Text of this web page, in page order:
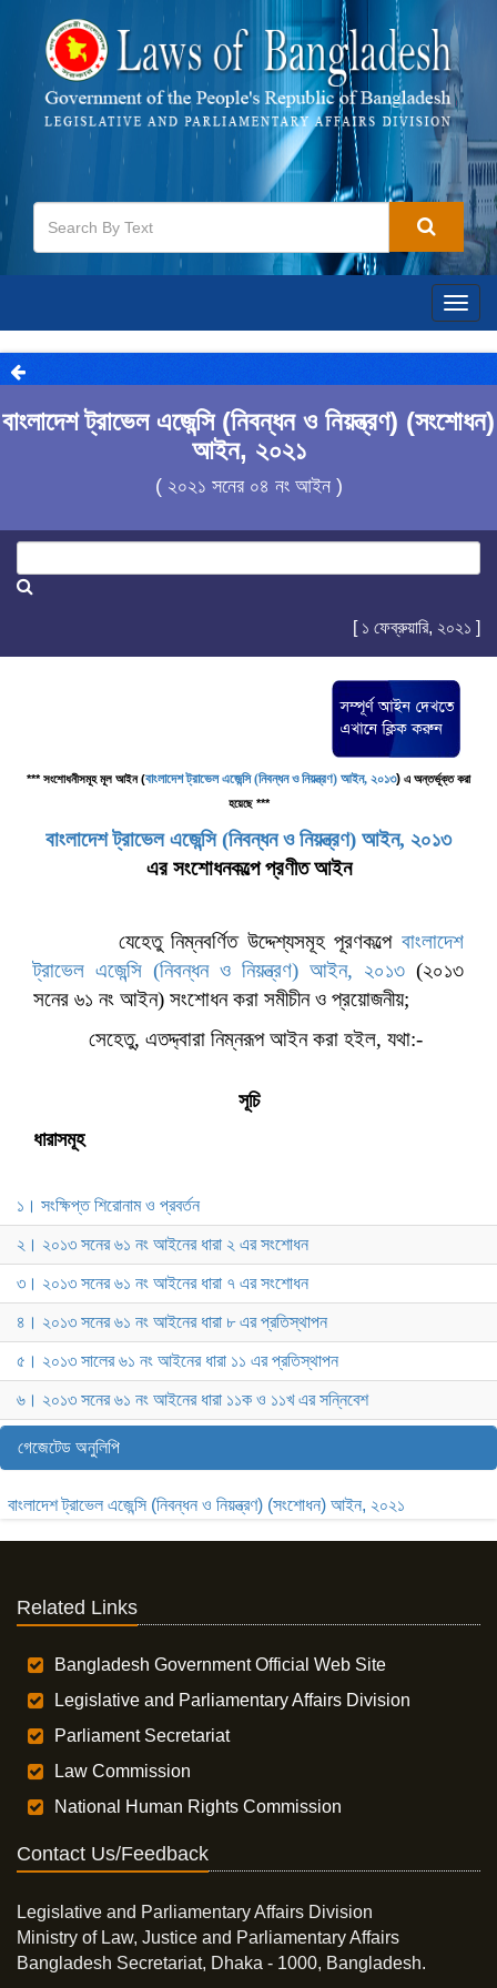
বাংলাদেশ ট্রাভেল এজেন্সি (নিবন্ধন ও নিয়ন্ত্রণ) (সংশোধন)
আইন, ২০২১
( ২০২১ সনের ০৪ নং আইন )
[ ১ ফেব্রুয়ারি, ২০২১ ]
*** সংশোধনীসমূহ মূল আইন (বাংলাদেশ ট্রাভেল এজেন্সি (নিবন্ধন ও নিয়ন্ত্রণ) আইন, ২০১৩) এ অন্তর্ভূক্ত করা
হয়েছে ***
বাংলাদেশ ট্রাভেল এজেন্সি (নিবন্ধন ও নিয়ন্ত্রণ) আইন, ২০১৩
এর সংশোধনকল্পে প্রণীত আইন
যেহেতু নিম্নবর্ণিত উদ্দেশ্যসমূহ পূরণকল্পে বাংলাদেশ
ট্রাভেল এজেন্সি (নিবন্ধন ও নিয়ন্ত্রণ) আইন, ২০১৩ (২০১৩
সনের ৬১ নং আইন) সংশোধন করা সমীচীন ও প্রয়োজনীয়;
সেহেতু, এতদ্দ্বারা নিম্নরূপ আইন করা হইল, যথা:-
সূচি
ধারাসমূহ
১। সংক্ষিপ্ত শিরোনাম ও প্রবর্তন
২। ২০১৩ সনের ৬১ নং আইনের ধারা ২ এর সংশোধন
৩। ২০১৩ সনের ৬১ নং আইনের ধারা ৭ এর সংশোধন
৪। ২০১৩ সনের ৬১ নং আইনের ধারা ৮ এর প্রতিস্থাপন
৫। ২০১৩ সালের ৬১ নং আইনের ধারা ১১ এর প্রতিস্থাপন
৬। ২০১৩ সনের ৬১ নং আইনের ধারা ১১ক ও ১১খ এর সন্নিবেশ
গেজেটেড অনুলিপি
বাংলাদেশ ট্রাভেল এজেন্সি (নিবন্ধন ও নিয়ন্ত্রণ) (সংশোধন) আইন, ২০২১
Related Links
Bangladesh Government Official Web Site
Legislative and Parliamentary Affairs Division
Parliament Secretariat
Law Commission
National Human Rights Commission
Contact Us/Feedback
Legislative and Parliamentary Affairs Division
Ministry of Law, Justice and Parliamentary Affairs
Bangladesh Secretariat, Dhaka - 1000, Bangladesh.